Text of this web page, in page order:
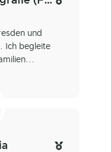
und
Ich begleite